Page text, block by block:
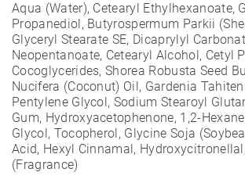
Aqua (Water), Cetearyl Ethylhexanoate,
Propanediol, Butyrospermum Parkii
Glyceryl Stearate SE, Dicaprylyl
Neopentanoate, Cetearyl Alcohol, Cetyl
Cocoglycerides, Shorea Robusta Seed
Nucifera (Coconut) Oil, Gardenia
Pentylene Glycol, Sodium Stearoyl
Gum, Hydroxyacetophenone, 1,2-
Glycol, Tocopherol, Glycine Soja
Acid, Hexyl Cinnamal,
(Fragrance)